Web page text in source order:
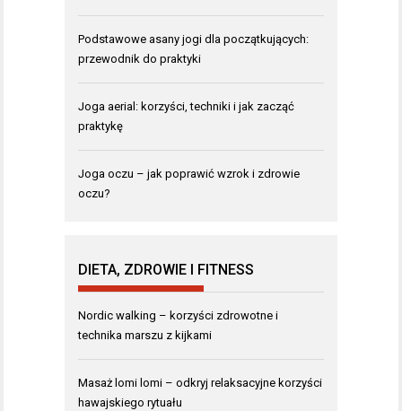
Podstawowe asany jogi dla początkujących:
przewodnik do praktyki
Joga aerial: korzyści, techniki i jak zacząć
praktykę
Joga oczu – jak poprawić wzrok i zdrowie
oczu?
DIETA, ZDROWIE I FITNESS
Nordic walking – korzyści zdrowotne i
technika marszu z kijkami
Masaż lomi lomi – odkryj relaksacyjne korzyści
hawajskiego rytuału